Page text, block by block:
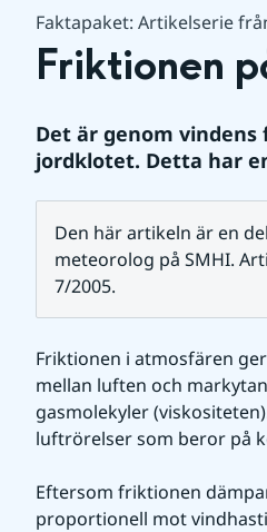
Faktapaket: Artikelserie
Friktionen
Det är genom
jordklotet. Detta har
Den här artikeln är en
meteorolog på SMHI.
7/2005.
Friktionen i atmosfären
mellan luften och
gasmolekyler
luftrörelser som beror på
Eftersom friktionen
proportionell mot